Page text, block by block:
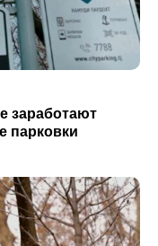
заработают
парковки